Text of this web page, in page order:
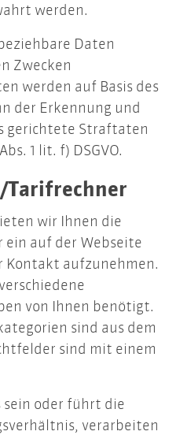
werden.
Daten
Zwecken
werden auf Basis des
der Erkennung und
gerichtete Straftaten
1 lit. f) DSGVO.
wir Ihnen die
auf der Webseite
Kontakt aufzunehmen.
von Ihnen benötigt.
sind aus dem
sind mit einem
sein oder führt die
verarbeiten